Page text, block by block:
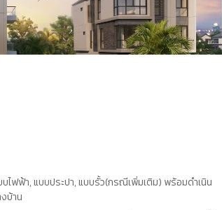
ไฟฟ้า, แบบประปา, แบบรั้ว(กรณีเพิ่มเติม) พร้อมดำเนิน
บ้าน